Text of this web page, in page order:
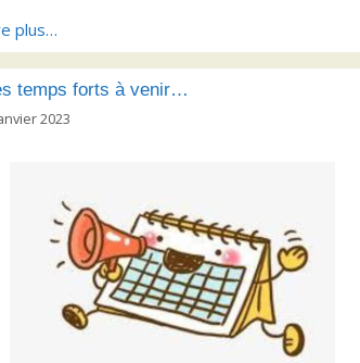
plus…
temps forts à venir…
2023